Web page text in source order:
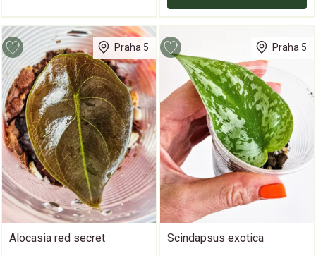
Praha 5
Alocasia red secret
Praha 5
Scindapsus exotica